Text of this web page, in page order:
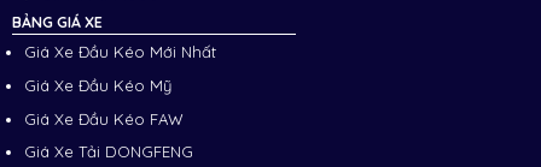
BẢNG GIÁ XE
Giá Xe Đầu Kéo Mới Nhất
Giá Xe Đầu Kéo Mỹ
Giá Xe Đầu Kéo FAW
Giá Xe Tải DONGFENG